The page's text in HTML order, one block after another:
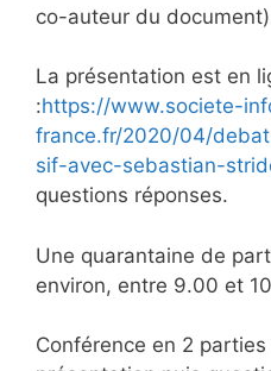
co-auteur du
La présentation est en
:https://www.societe-
france.fr/2020/04/
sif-avec-sebastian-
questions réponses.
Une quarantaine de
environ, entre 9.00 et
Conférence en 2